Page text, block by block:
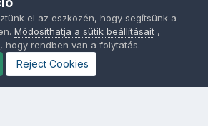
el az eszközén, hogy segítsünk a
Módosíthatja a sütik beállításait ,
hogy rendben van a folytatás.
Reject Cookies